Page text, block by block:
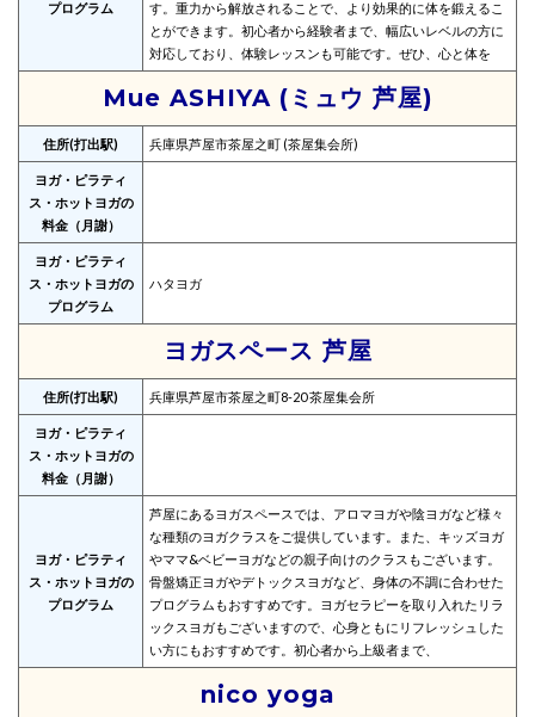
プログラム
す。重力から解放されることで、より効果的に体を鍛えるこ
とができます。初心者から経験者まで、幅広いレベルの方に
対応しており、体験レッスンも可能です。ぜひ、心と体を
Mue ASHIYA (ミュウ 芦屋)
住所(打出駅) 兵庫県芦屋市茶屋之町 (茶屋集会所)
ヨガ・ピラティ
ス・ホットヨガの
料金（月謝）
ヨガ・ピラティ
ス・ホットヨガの
プログラム
ハタヨガ
ヨガスペース 芦屋
住所(打出駅) 兵庫県芦屋市茶屋之町8-20 茶屋集会所
ヨガ・ピラティ
ス・ホットヨガの
料金（月謝）
ヨガ・ピラティ
ス・ホットヨガの
プログラム
芦屋にあるヨガスペースでは、アロマヨガや陰ヨガなど様々
な種類のヨガクラスをご提供しています。また、キッズヨガ
やママ&ベビーヨガなどの親子向けのクラスもございます。
骨盤矯正ヨガやデトックスヨガなど、身体の不調に合わせた
プログラムもおすすめです。ヨガセラピーを取り入れたリラ
ックスヨガもございますので、心身ともにリフレッシュした
い方にもおすすめです。初心者から上級者まで、
nico yoga